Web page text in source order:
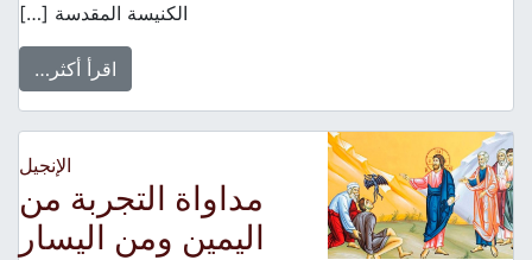
الكنيسة المقدسة […]
اقرأ أكثر…
الإنجيل
مداواة التجربة من
اليمين ومن اليسار